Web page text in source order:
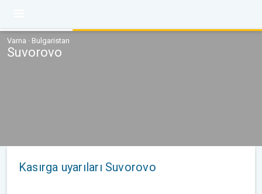
Varna · Bulgaristan
Suvorovo
Kasırga uyarıları Suvorovo